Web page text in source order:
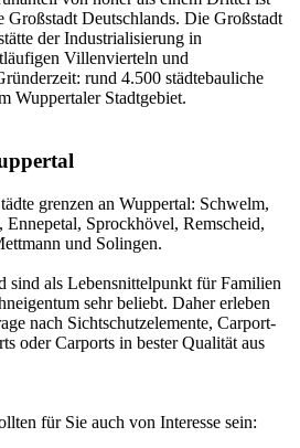
Großstadt Deutschlands. Die Großstadt
der Industrialisierung in
Villenvierteln und
rund 4.500 städtebauliche
Wuppertaler Stadtgebiet.
grenzen an Wuppertal: Schwelm,
Sprockhövel, Remscheid,
und Solingen.
sind als Lebensnittelpunkt für Familien
sehr beliebt. Daher erleben
nach Sichtschutzelemente, Carport-
oder Carports in bester Qualität aus
für Sie auch von Interesse sein: